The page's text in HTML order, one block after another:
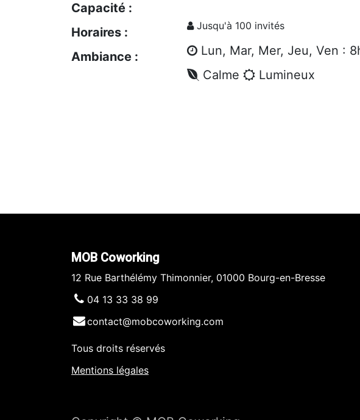
Capacité :
Horaires :
Ambiance :
Jusqu'à 100 invités
Lun, Mar, Mer, Jeu, Ven :
Calme
Lumineux
MOB Coworking
12 Rue Barthélémy Thimonnier, 01000 Bourg-en-Bresse
04 13 33 38 99
contact@mobcoworking.com
Tous droits réservés
Mentions légales